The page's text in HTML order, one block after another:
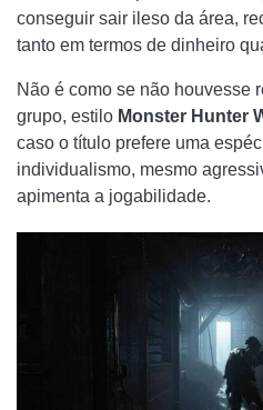
conseguir sair ileso da área,
tanto em termos de dinheiro
Não é como se não houvesse
grupo, estilo Monster Hunter
caso o título prefere uma
individualismo, mesmo
apimenta a jogabilidade.